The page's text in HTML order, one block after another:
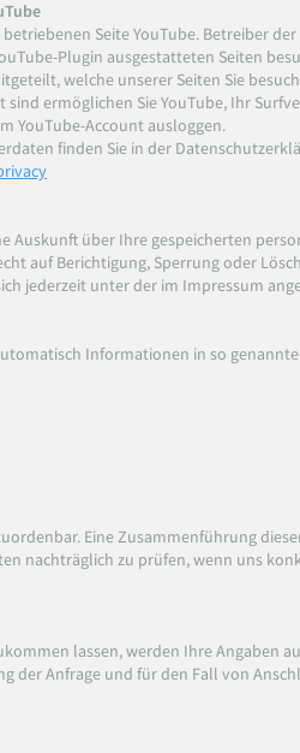
Seite YouTube. Betreiber der
Plugin ausgestatteten Seiten
welche unserer Seiten Sie
sind ermöglichen Sie YouTube, Ihr
YouTube-Account ausloggen.
finden Sie in der
Auskunft über Ihre gespeicherten
auf Berichtigung, Sperrung oder
jederzeit unter der im Impressum
Informationen in so
Eine Zusammenführung
nachträglich zu prüfen, wenn uns
lassen, werden Ihre Angaben
der Anfrage und für den Fall von